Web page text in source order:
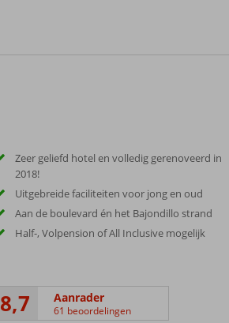
Zeer geliefd hotel en volledig gerenoveerd in
2018!
Uitgebreide faciliteiten voor jong en oud
Aan de boulevard én het Bajondillo strand
Half-, Volpension of All Inclusive mogelijk
8,7 Aanrader
61 beoordelingen